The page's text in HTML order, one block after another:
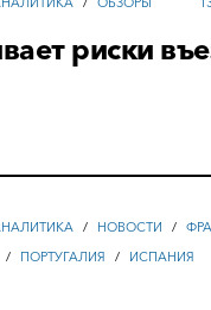
риски
/ НОВОСТИ /
/ ПОРТУГАЛИЯ /
ИСПАНИЯ